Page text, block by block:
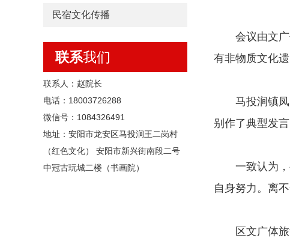
民宿文化传播
联系我们
联系人：赵院长
电话：18003726288
微信号：1084326491
地址：安阳市龙安区马投涧王二岗村
（红色文化） 安阳市新兴街南段二号
中冠古玩城二楼（书画院）
会议由文广
有非物质文化
马投涧镇凤凰
别作了典型发言
一致认为，要
自身努力。离
区文广体旅